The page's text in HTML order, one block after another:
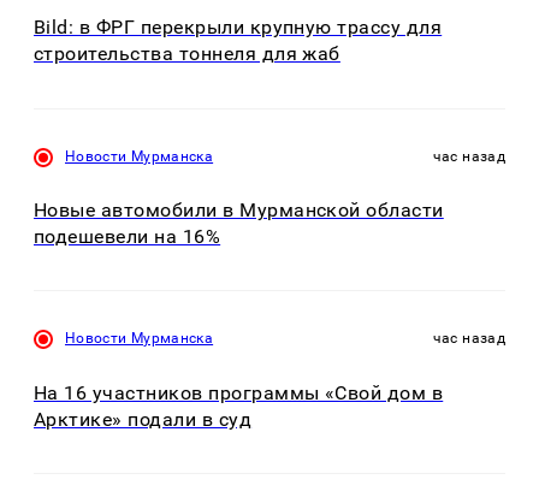
Bild: в ФРГ перекрыли крупную трассу для
строительства тоннеля для жаб
Новости Мурманска час назад
Новые автомобили в Мурманской области
подешевели на 16%
Новости Мурманска час назад
На 16 участников программы «Свой дом в
Арктике» подали в суд